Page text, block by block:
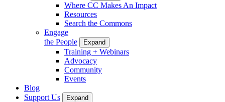
Where CC Makes An Impact
Resources
Search the Commons
Engage
the People
Expand
Training + Webinars
Advocacy
Community
Events
Blog
Support Us
Expand